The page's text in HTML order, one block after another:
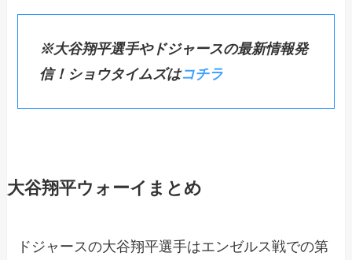
※大谷翔平選手やドジャースの最新情報発
信！ショウタイムズはコチラ
大谷翔平ウォーイまとめ
ドジャースの大谷翔平選手はエンゼルス戦での第